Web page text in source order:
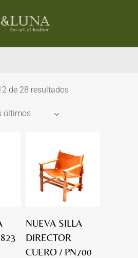
de 28 resultados
últimos
NUEVA SILLA
DIRECTOR
CUERO / PN700